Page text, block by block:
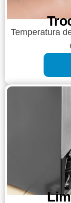
Temperatura